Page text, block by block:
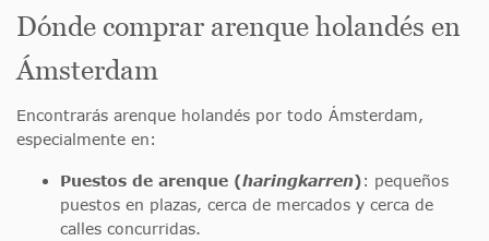
Dónde comprar arenque holandés en
Ámsterdam
Encontrarás arenque holandés por todo Ámsterdam,
especialmente en:
Puestos de arenque (haringkarren): pequeños
puestos en plazas, cerca de mercados y cerca de
calles concurridas.